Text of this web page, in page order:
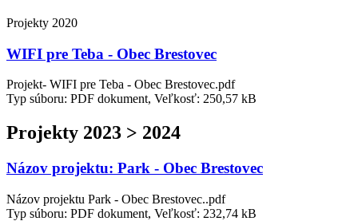
Projekty 2020
WIFI pre Teba - Obec Brestovec
Projekt- WIFI pre Teba - Obec Brestovec.pdf
Typ súboru: PDF dokument, Veľkosť: 250,57 kB
Projekty 2023 > 2024
Názov projektu: Park - Obec Brestovec
Názov projektu Park - Obec Brestovec..pdf
Typ súboru: PDF dokument, Veľkosť: 232,74 kB